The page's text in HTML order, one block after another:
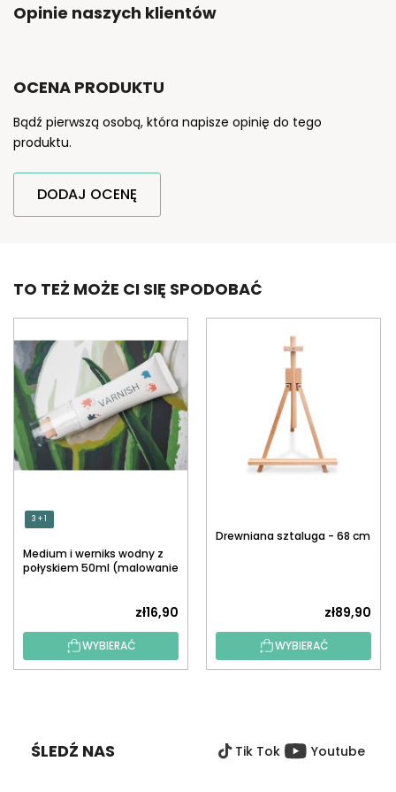
Opinie naszych klientów
OCENA PRODUKTU
Bądź pierwszą osobą, która napisze opinię do tego
produktu.
DODAJ OCENĘ
TO TEŻ MOŻE CI SIĘ SPODOBAĆ
3 + 1
Medium i werniks wodny z
połyskiem 50ml (malowanie
zł16,90
WYBIERAĆ
Drewniana sztaluga - 68 cm
zł89,90
WYBIERAĆ
ŚLEDŹ NAS Tik Tok Youtube